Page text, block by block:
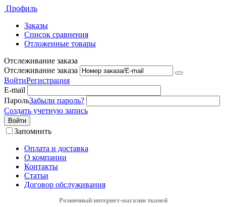
Профиль
Заказы
Список сравнения
Отложенные товары
Отслеживание заказа
Отслеживание заказа
ВойтиРегистрация
E-mail
ПарольЗабыли пароль?
Создать учетную запись
Войти
Запомнить
Оплата и доставка
О компании
Контакты
Статьи
Договор обслуживания
Розничный интернет-магазин тканей